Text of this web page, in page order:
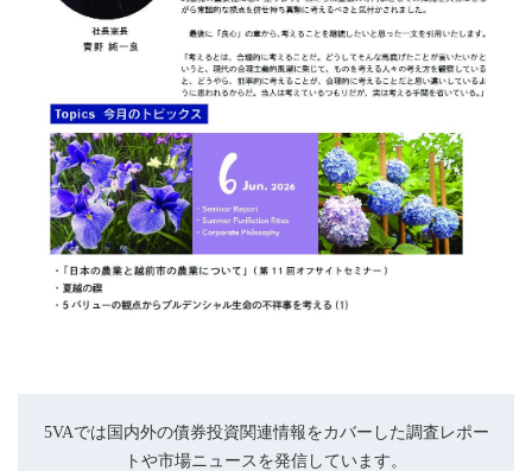
5VAでは国内外の債券投資関連情報をカバーした調査レポー
トや市場ニュースを発信しています。